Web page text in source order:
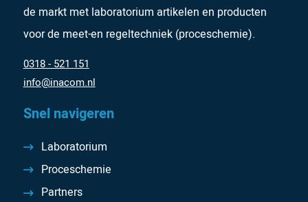
de markt met laboratorium artikelen en producten
voor de meet-en regeltechniek (proceschemie).
0318 - 521 151
info@inacom.nl
Snel navigeren
Laboratorium
Proceschemie
Partners